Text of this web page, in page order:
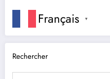
Français ▼
Rechercher